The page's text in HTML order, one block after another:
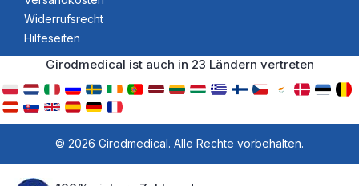
Widerrufsrecht
Hilfeseiten
Girodmedical ist auch in 23 Ländern vertreten
© 2026 Girodmedical. Alle Rechte vorbehalten.